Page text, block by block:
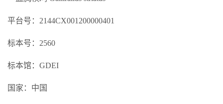
平台号：2144CX001200000401
标本号：2560
标本馆：GDEI
国家：中国